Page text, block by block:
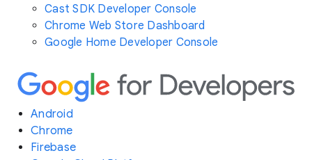
Cast SDK Developer Console
Chrome Web Store Dashboard
Google Home Developer Console
Android
Chrome
Firebase